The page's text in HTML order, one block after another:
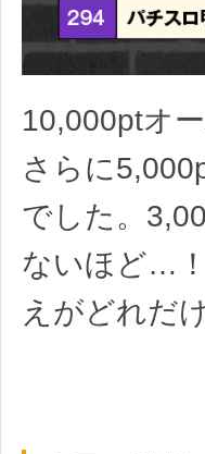
10,000ptオ
さらに
でした。
ないほど…
えがどれだ